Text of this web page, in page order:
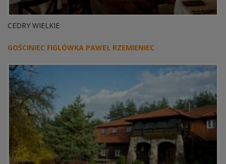
CEDRY WIELKIE
GOŚCINIEC FIGLÓWKA PAWEŁ RZEMIENIEC